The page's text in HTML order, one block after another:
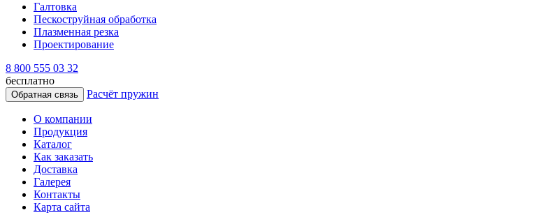
Галтовка
Пескоструйная обработка
Плазменная резка
Проектирование
8 800 555 03 32
бесплатно
Обратная связь Расчёт пружин
О компании
Продукция
Каталог
Как заказать
Доставка
Галерея
Контакты
Карта сайта